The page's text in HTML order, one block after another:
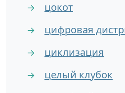
→ цокот
→ цифровая
→ циклизация
→ целый клубок